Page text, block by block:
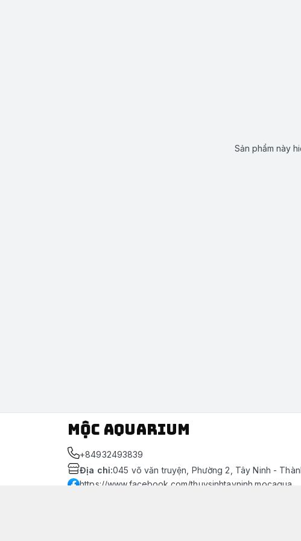
Sản phẩm này
Mộc Aquarium
+84932493839
Địa chỉ:045 võ văn truyện, Phường 2, Tây Ninh -
https://www.facebook.com/thuysinhtayninh.mocaqua